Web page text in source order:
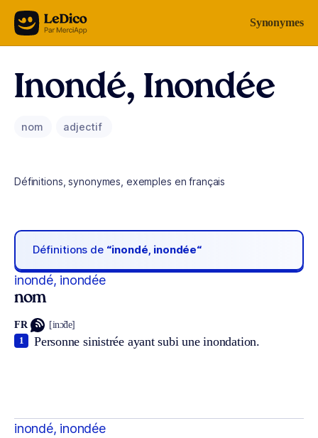
Aller au contenu Synonymes
Inondé, Inondée
nom adjectif
Définitions, synonymes, exemples en français
Définitions de “inondé, inondée“
inondé, inondée
nom
FR [inɔ̃de]
Personne sinistrée ayant subi une inondation.
1
inondé, inondée